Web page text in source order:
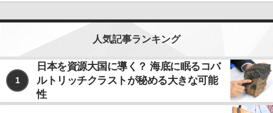
人気記事ランキング
1
日本を資源大国に導く？ 海底に眠るコバ
ルトリッチクラストが秘める大きな可能
性